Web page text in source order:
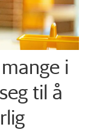
i
til å